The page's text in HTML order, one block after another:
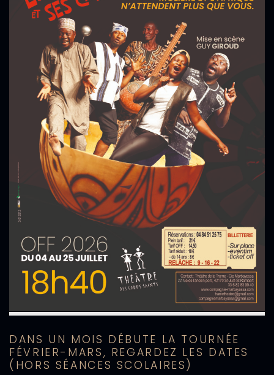
DANS UN MOIS DÉBUTE LA TOURNÉE
FÉVRIER-MARS, REGARDEZ LES DATES
(HORS SÉANCES SCOLAIRES)